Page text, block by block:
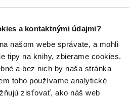
a kontaktnými údajmi?
našom webe správate, a mohli
tipy na knihy, zbierame cookies.
a bez nich by naša stránka
toho používame analytické
zisťovať, ako náš web
na sklade, máme však už iba
mať rýchlo, ponáhľajte sa!
dlhšie, zvyčajne do 18 dní.